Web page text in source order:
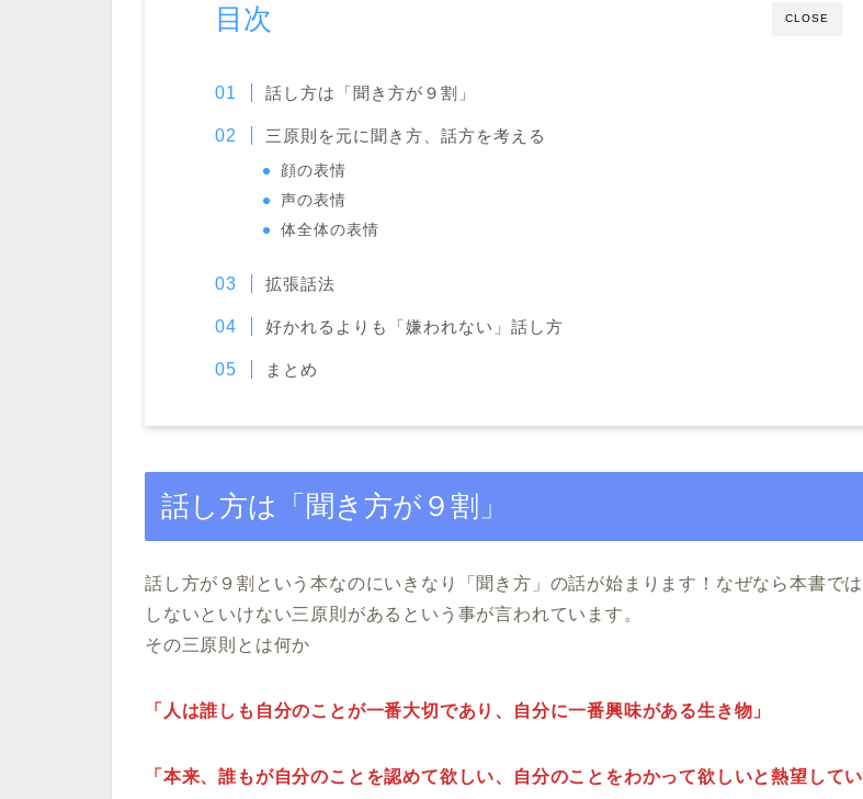
CLOSE
目次
話し方は「聞き方が９割」
三原則を元に聞き方、話方を考える
顔の表情
声の表情
体全体の表情
拡張話法
好かれるよりも「嫌われない」話し方
まとめ
話し方は「聞き方が９割」
話し方が９割という本なのにいきなり「聞き方」の話が始まります！なぜなら本書で
しないといけない三原則があるという事が言われています。
その三原則とは何か
「人は誰しも自分のことが一番大切であり、自分に一番興味がある生き物」
「本来、誰もが自分のことを認めて欲しい、自分のことをわかって欲しいと熱望してい